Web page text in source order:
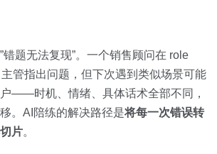
错题无法复现”。一个销售顾问在 role
管指出问题，但下次遇到类似场景可能
——时机、情绪、具体话术全部不同，
。AI陪练的解决路径是将每一次错误转
片。